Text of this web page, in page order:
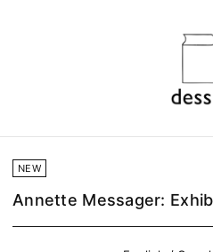
NEW
Annette Messager: